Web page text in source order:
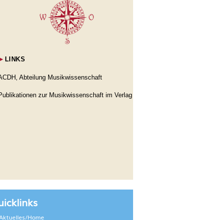
LINKS
Abteilung Musikwissenschaft
zur Musikwissenschaft im Verlag
Home